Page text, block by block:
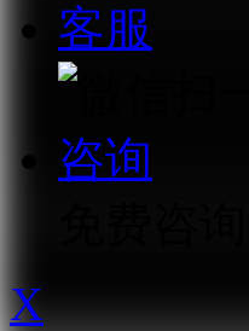
客服
咨询
X